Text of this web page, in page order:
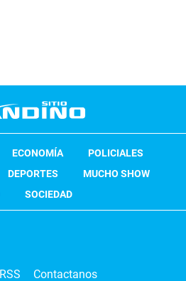
ECONOMÍA
POLICIALES
DEPORTES
MUCHO SHOW
SOCIEDAD
RSS Contactanos